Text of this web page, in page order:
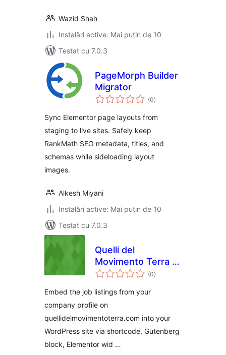
Wazid Shah
Instalări active: Mai puțin de 10
Testat cu 7.0.3
PageMorph Builder
Migrator
(0total
aprecieri
)
Sync Elementor page layouts from
staging to live sites. Safely keep
RankMath SEO metadata, titles, and
schemas while sideloading layout
images.
Alkesh Miyani
Instalări active: Mai puțin de 10
Testat cu 7.0.3
Quelli del
Movimento Terra |
Cerco Offro Lavoro
(0total
aprecieri
)
Embed the job listings from your
company profile on
quellidelmovimentoterra.com into your
WordPress site via shortcode, Gutenberg
block, Elementor wid …